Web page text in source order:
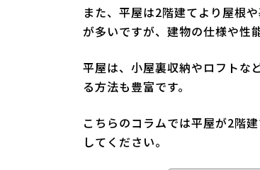
また、平屋は2階建てより屋根
が多いですが、建物の仕様や性
平屋は、小屋裏収納やロフトな
る方法も豊富です。
こちらのコラムでは平屋が2階
してください。